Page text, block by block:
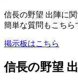
信長の野望 出陣に
簡単な質問もこちら
掲示板はこちら
信長の野望